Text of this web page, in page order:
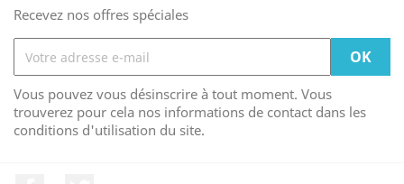
Recevez nos offres spéciales
Vous pouvez vous désinscrire à tout moment. Vous
trouverez pour cela nos informations de contact dans les
conditions d'utilisation du site.